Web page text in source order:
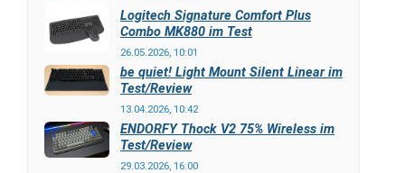
Logitech Signature Comfort Plus
Combo MK880 im Test
26.05.2026, 10:01
be quiet! Light Mount Silent Linear im
Test/Review
13.04.2026, 10:42
ENDORFY Thock V2 75% Wireless im
Test/Review
29.03.2026, 16:00